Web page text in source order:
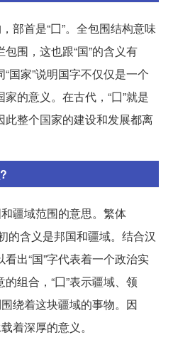
部首是“囗”。全包围结构意味
围，这也跟“国”的含义有
国家”说明国字不仅仅是一个
的意义。在古代，“囗”就是
整个国家的建设和发展都离
疆域范围的意思。繁体
的含义是邦国和疆域。结合汉
出“国”字代表着一个政治实
组合，“囗”表示疆域、领
绕着这块疆域的事物。因
着深厚的意义。